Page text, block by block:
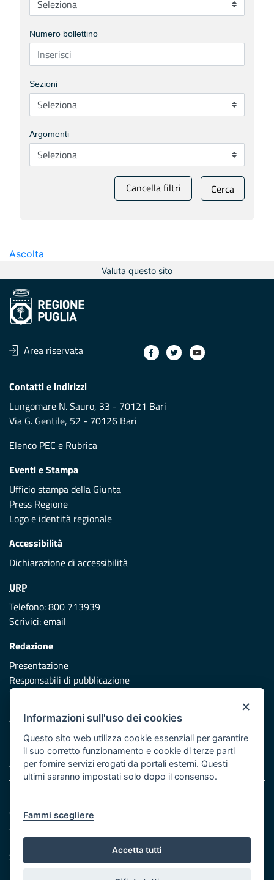
Numero bollettino
Sezioni
Argomenti
Cancella filtri Cerca
Ascolta
Valuta questo sito
Area riservata
Contatti e indirizzi
Lungomare N. Sauro, 33 - 70121 Bari
Via G. Gentile, 52 - 70126 Bari
Elenco PEC e Rubrica
Eventi e Stampa
Ufficio stampa della Giunta
Press Regione
Logo e identità regionale
Accessibilità
Dichiarazione di accessibilità
URP
Telefono: 800 713939
Scrivici:email
Redazione
Presentazione
Responsabili di pubblicazione
Vai al sito di Protezione Civile Puglia
Iniziativa finanziata con risorse del POR Puglia 2014/2020 -
Asse XI
Cookie e privacy
Atti di notifica
Feed RSS
Servizi Intranet
×
Informazioni sull'uso dei cookies
Questo sito web utilizza cookie essenziali per garantire
il suo corretto funzionamento e cookie di terze parti
per fornire servizi erogati da portali esterni. Questi
ultimi saranno impostati solo dopo il consenso.
Fammi scegliere
Accetta tutti